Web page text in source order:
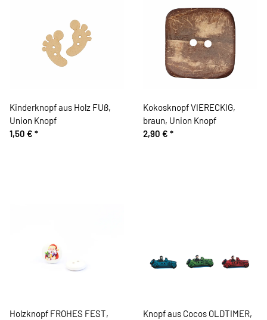
Kinderknopf aus Holz FUß,
Union Knopf
1,50 € *
Kokosknopf VIERECKIG,
braun, Union Knopf
2,90 € *
Holzknopf FROHES FEST,
Knopf aus Cocos OLDTIMER,